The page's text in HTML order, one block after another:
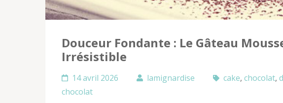
Douceur Fondante : Le Gâteau
Irrésistible
14 avril 2026 lamignardise cake, chocolat,
chocolat